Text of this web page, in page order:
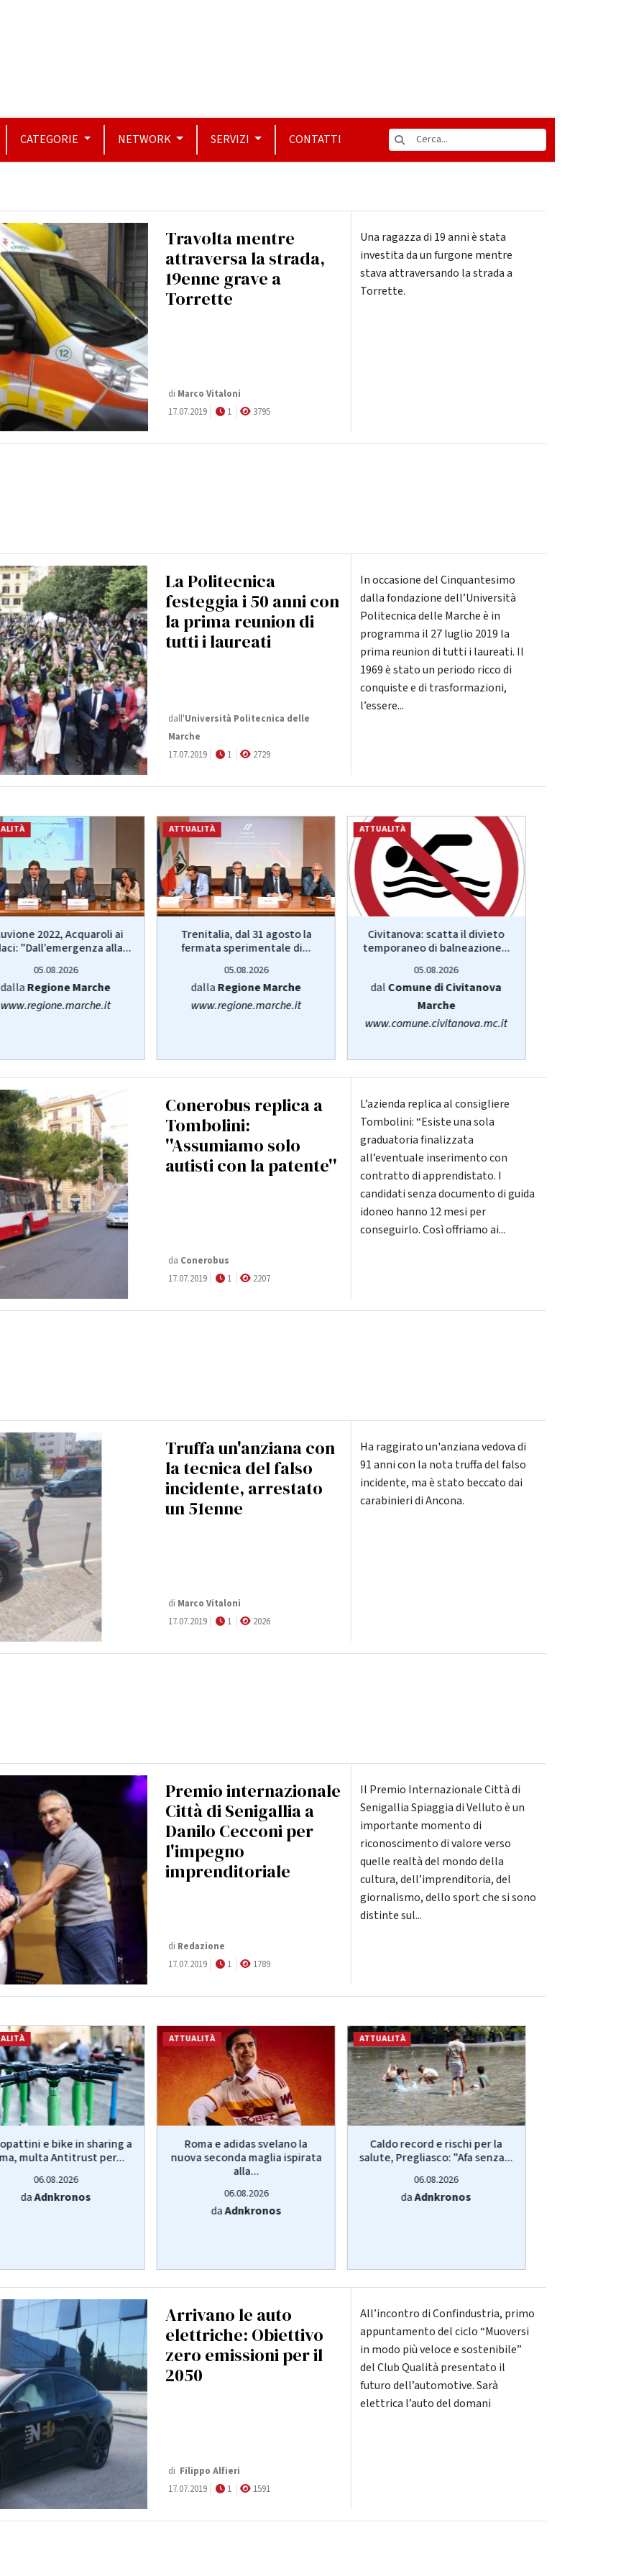
CATEGORIE NETWORK SERVIZI CONTATTI
Travolta mentre
attraversa la strada,
19enne grave a
Torrette
di Marco Vitaloni
17.07.2019
1 3795
Una ragazza di 19 anni è stata
investita da un furgone mentre
stava attraversando la strada a
Torrette.
La Politecnica
festeggia i 50 anni con
la prima reunion di
tutti i laureati
dall'Università Politecnica delle
Marche
17.07.2019
1 2729
In occasione del Cinquantesimo
dalla fondazione dell’Università
Politecnica delle Marche è in
programma il 27 luglio 2019 la
prima reunion di tutti i laureati. Il
1969 è stato un periodo ricco di
conquiste e di trasformazioni,
l’essere...
2022, Acquaroli ai
"Dall’emergenza alla...
05.08.2026
dallaRegione Marche
www.regione.marche.it
ATTUALITÀ
Trenitalia, dal 31 agosto la
fermata sperimentale di...
05.08.2026
dallaRegione Marche
www.regione.marche.it
ATTUALITÀ
Civitanova: scatta il divieto
temporaneo di balneazione...
05.08.2026
dalComune di Civitanova
Marche
www.comune.civitanova.mc.it
Conerobus replica a
Tombolini:
''Assumiamo solo
autisti con la patente''
da Conerobus
17.07.2019
1 2207
L’azienda replica al consigliere
Tombolini: “Esiste una sola
graduatoria finalizzata
all’eventuale inserimento con
contratto di apprendistato. I
candidati senza documento di guida
idoneo hanno 12 mesi per
conseguirlo. Così offriamo ai...
Truffa un'anziana con
la tecnica del falso
incidente, arrestato
un 51enne
di Marco Vitaloni
17.07.2019
1 2026
Ha raggirato un'anziana vedova di
91 anni con la nota truffa del falso
incidente, ma è stato beccato dai
carabinieri di Ancona.
Premio internazionale
Città di Senigallia a
Danilo Cecconi per
l'impegno
imprenditoriale
di Redazione
17.07.2019
1 1789
Il Premio Internazionale Città di
Senigallia Spiaggia di Velluto è un
importante momento di
riconoscimento di valore verso
quelle realtà del mondo della
cultura, dell’imprenditoria, del
giornalismo, dello sport che si sono
distinte sul...
e bike in sharing a
multa Antitrust per...
06.08.2026
daAdnkronos
ATTUALITÀ
Roma e adidas svelano la
nuova seconda maglia ispirata
alla...
06.08.2026
daAdnkronos
ATTUALITÀ
Caldo record e rischi per la
salute, Pregliasco: "Afa senza...
06.08.2026
daAdnkronos
Arrivano le auto
elettriche: Obiettivo
zero emissioni per il
2050
di Filippo Alfieri
17.07.2019
1 1591
All’incontro di Confindustria, primo
appuntamento del ciclo “Muoversi
in modo più veloce e sostenibile”
del Club Qualità presentato il
futuro dell’automotive. Sarà
elettrica l’auto del domani